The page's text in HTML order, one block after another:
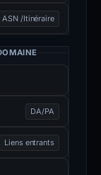
ASN /Itinéraire
DA/PA
Liens entrants